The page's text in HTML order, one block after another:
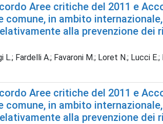
Aree critiche del 2011 e
in ambito
alla prevenzione
L.; Fardelli A.; Favaroni M.; Loret N.; Lucci
Aree critiche del 2011 e
in ambito
alla prevenzione